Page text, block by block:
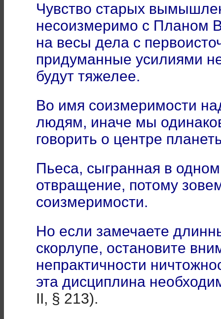
Чувство старых
несоизмеримо с Планом
на весы дела с
придуманные усилиями
будут тяжелее.
Во имя соизмеримости
людям, иначе мы
говорить о центре
Пьеса, сыгранная в
отвращение, потому
соизмеримости.
Но если замечаете
скорлупе, остановите
непрактичности
эта дисциплина
II, § 213).